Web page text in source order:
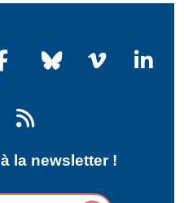
la newsletter !